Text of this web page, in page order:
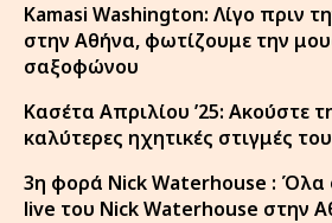
Kamasi Washington: Λίγο πριν
στην Αθήνα, φωτίζουμε την
σαξοφώνου
Κασέτα Απριλίου ’25: Ακούστε
καλύτερες ηχητικές στιγμές
3η φορά Nick Waterhouse : Όλα
live του Nick Waterhouse στην